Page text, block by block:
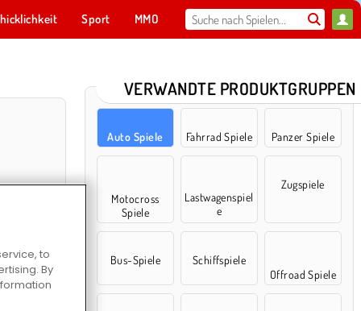
Sport MMO
VERWANDTE PRODUKTGRUPPEN
Auto Spiele Fahrrad Spiele Panzer Spiele
Motocross
Spiele
Lastwagenspiel
e
Zugspiele
Bus-Spiele
Schiffspiele
Offroad Spiele
to
By